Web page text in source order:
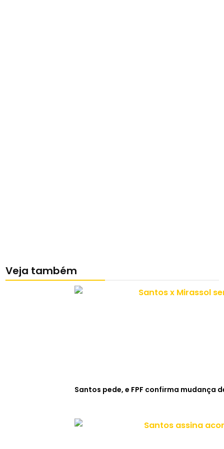
Veja também
Santos pede, e FPF confirma mudança